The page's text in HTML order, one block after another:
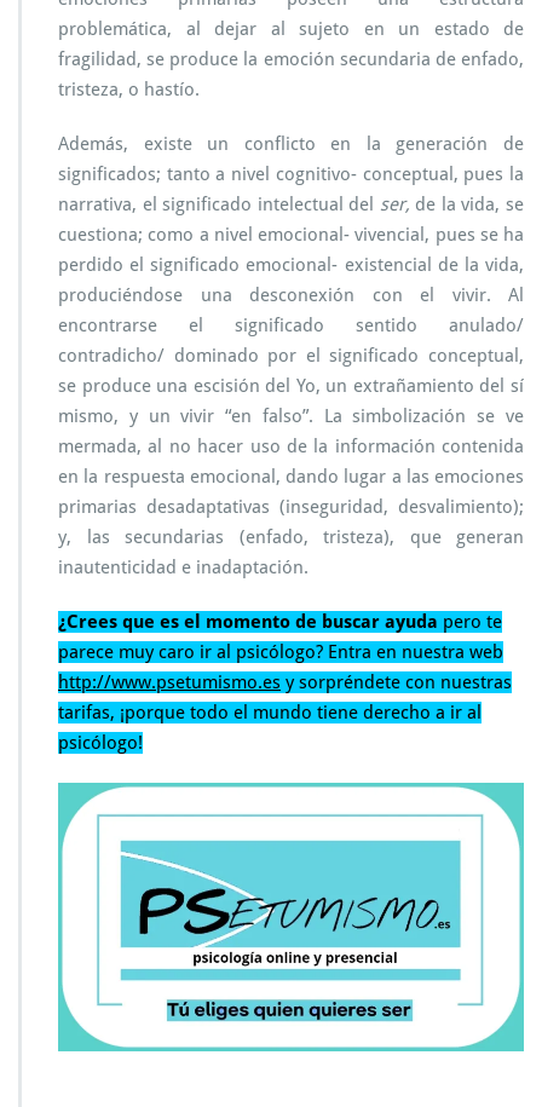
problemática, al dejar al sujeto en un estado de
fragilidad, se produce la emoción secundaria de enfado,
tristeza, o hastío.
Además, existe un conflicto en la generación de
significados; tanto a nivel cognitivo- conceptual, pues la
narrativa, el significado intelectual del ser, de la vida, se
cuestiona; como a nivel emocional- vivencial, pues se ha
perdido el significado emocional- existencial de la vida,
produciéndose una desconexión con el vivir. Al
encontrarse el significado sentido anulado/
contradicho/ dominado por el significado conceptual,
se produce una escisión del Yo, un extrañamiento del sí
mismo, y un vivir “en falso”. La simbolización se ve
mermada, al no hacer uso de la información contenida
en la respuesta emocional, dando lugar a las emociones
primarias desadaptativas (inseguridad, desvalimiento);
y, las secundarias (enfado, tristeza), que generan
inautenticidad e inadaptación.
¿Crees que es el momento de buscar ayuda pero te
parece muy caro ir al psicólogo? Entra en nuestra web
http://www.psetumismo.es y sorpréndete con nuestras
tarifas, ¡porque todo el mundo tiene derecho a ir al
psicólogo!